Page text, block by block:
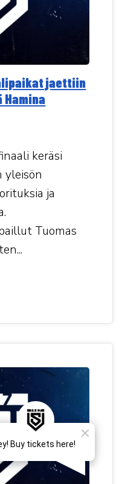
jaettiin
Hamina
keräsi
yleisön
ja
Tuomas